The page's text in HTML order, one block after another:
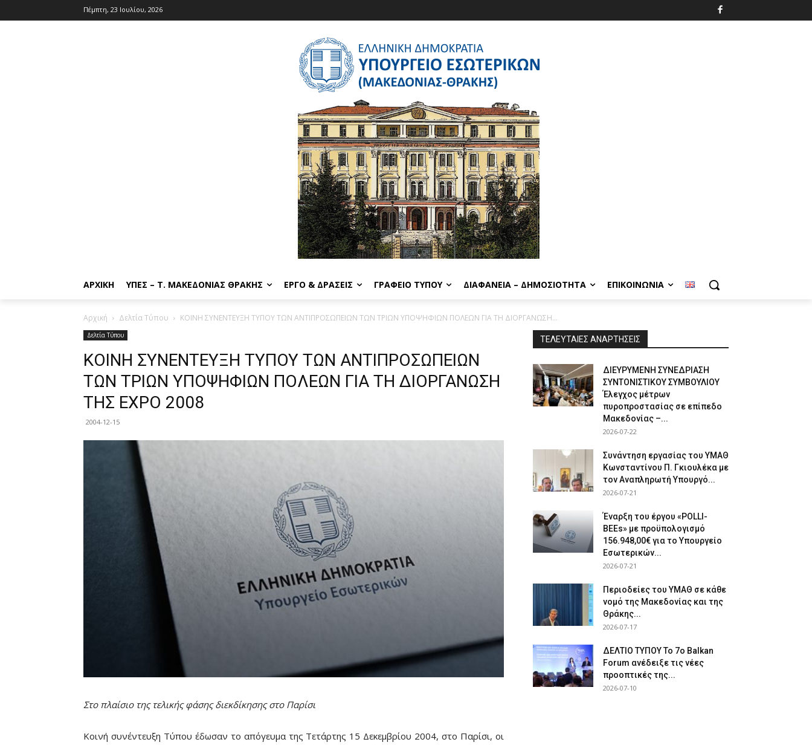
Πέμπτη, 23 Ιουλίου, 2026
ΑΡΧΙΚΉ ΥΠΕΣ – Τ. ΜΑΚΕΔΟΝΊΑΣ ΘΡΆΚΗΣ ΈΡΓΟ & ΔΡΆΣΕΙΣ ΓΡΑΦΕΊΟ ΤΎΠΟΥ ΔΙΑΦΆΝΕΙΑ – ΔΗΜΟΣΙΌΤΗΤΑ ΕΠΙΚΟΙΝΩΝΊΑ
Αρχική Δελτία Τύπου ΚΟΙΝΗ ΣΥΝΕΝΤΕΥΞΗ ΤΥΠΟΥ ΤΩΝ ΑΝΤΙΠΡΟΣΩΠΕΙΩΝ ΤΩΝ ΤΡΙΩΝ ΥΠΟΨΗΦΙΩΝ ΠΟΛΕΩΝ ΓΙΑ ΤΗ ΔΙΟΡΓΑΝΩΣΗ...
Δελτία Τύπου
ΚΟΙΝΗ ΣΥΝΕΝΤΕΥΞΗ ΤΥΠΟΥ ΤΩΝ ΑΝΤΙΠΡΟΣΩΠΕΙΩΝ
ΤΩΝ ΤΡΙΩΝ ΥΠΟΨΗΦΙΩΝ ΠΟΛΕΩΝ ΓΙΑ ΤΗ ΔΙΟΡΓΑΝΩΣΗ
ΤΗΣ EXPO 2008
2004-12-15
Στο πλαίσιο της τελικής φάσης διεκδίκησης στο Παρίσι
Κοινή συνέντευξη Τύπου έδωσαν το απόγευμα της Τετάρτης 15 Δεκεμβρίου 2004, στο Παρίσι, οι
ΤΕΛΕΥΤΑΙΕΣ ΑΝΑΡΤΗΣΕΙΣ
ΔΙΕΥΡΥΜΕΝΗ ΣΥΝΕΔΡΙΑΣΗ
ΣΥΝΤΟΝΙΣΤΙΚΟΥ ΣΥΜΒΟΥΛΙΟΥ
Έλεγχος μέτρων
πυροπροστασίας σε επίπεδο
Μακεδονίας –...
2026-07-22
Συνάντηση εργασίας του ΥΜΑΘ
Κωνσταντίνου Π. Γκιουλέκα με
τον Αναπληρωτή Υπουργό...
2026-07-21
Έναρξη του έργου «POLLI-
BEEs» με προϋπολογισμό
156.948,00€ για το Υπουργείο
Εσωτερικών...
2026-07-21
Περιοδείες του ΥΜΑΘ σε κάθε
νομό της Μακεδονίας και της
Θράκης...
2026-07-17
ΔΕΛΤΙΟ ΤΥΠΟΥ Το 7ο Balkan
Forum ανέδειξε τις νέες
προοπτικές της...
2026-07-10